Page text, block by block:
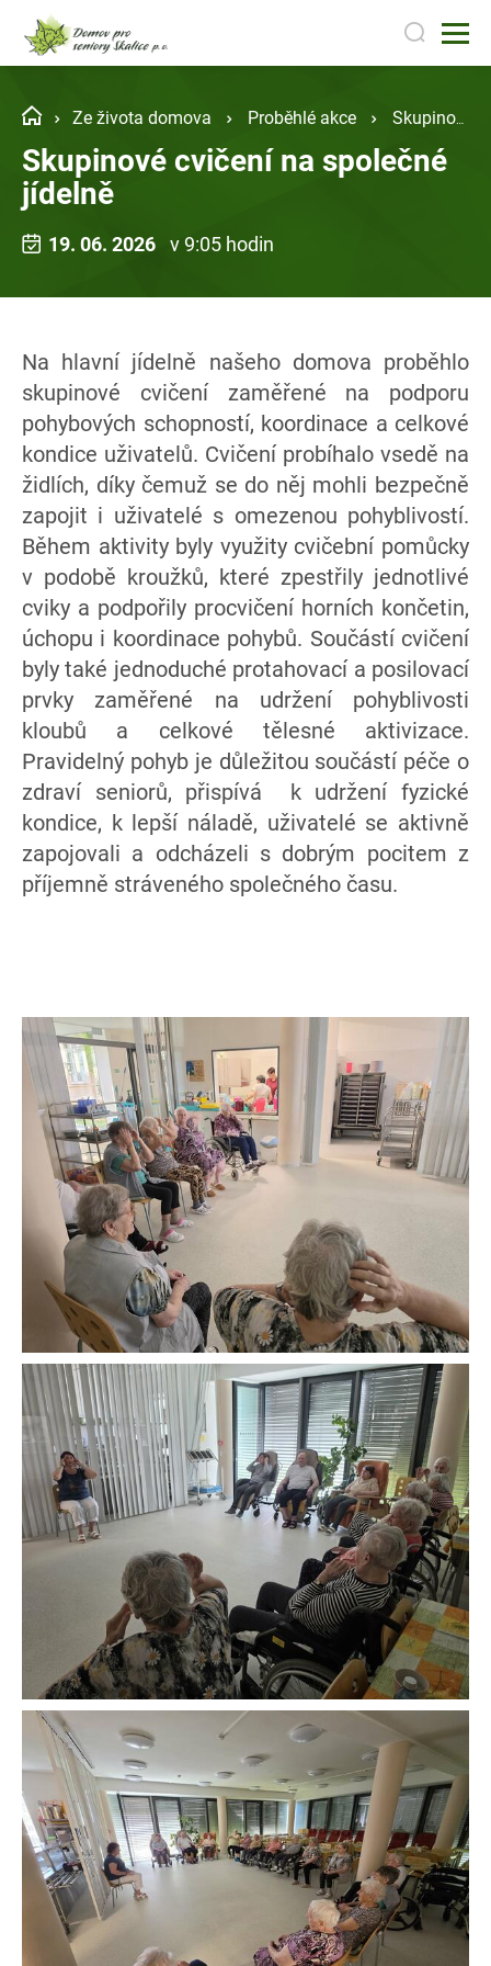
Ze života domova Proběhlé akce Skupinové cvičení na společné jídelně
Skupinové cvičení na společné
jídelně
19. 06. 2026 v 9:05 hodin
Na hlavní jídelně našeho domova proběhlo
skupinové cvičení zaměřené na podporu
pohybových schopností, koordinace a celkové
kondice uživatelů. Cvičení probíhalo vsedě na
židlích, díky čemuž se do něj mohli bezpečně
zapojit i uživatelé s omezenou pohyblivostí.
Během aktivity byly využity cvičební pomůcky
v podobě kroužků, které zpestřily jednotlivé
cviky a podpořily procvičení horních končetin,
úchopu i koordinace pohybů. Součástí cvičení
byly také jednoduché protahovací a posilovací
prvky zaměřené na udržení pohyblivosti
kloubů a celkové tělesné aktivizace.
Pravidelný pohyb je důležitou součástí péče o
zdraví seniorů, přispívá k udržení fyzické
kondice, k lepší náladě, uživatelé se aktivně
zapojovali a odcházeli s dobrým pocitem z
příjemně stráveného společného času.